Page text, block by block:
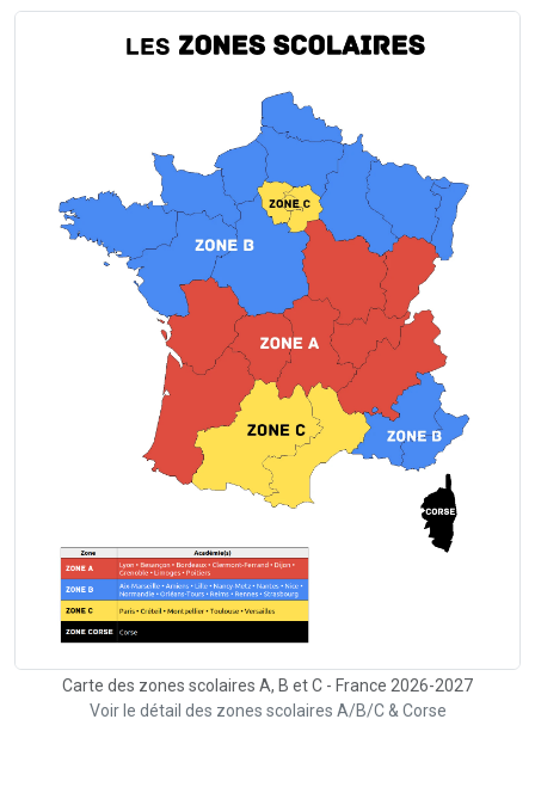
Carte des zones scolaires A, B et C - France 2026-2027
Voir le détail des zones scolaires A/B/C & Corse